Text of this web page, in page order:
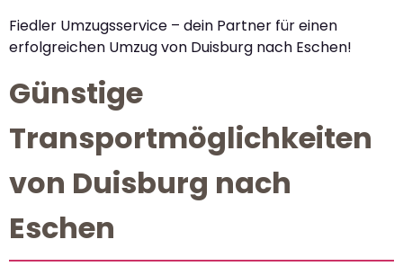
Fiedler Umzugsservice – dein Partner für einen
erfolgreichen Umzug von Duisburg nach Eschen!
Günstige
Transportmöglichkeiten
von Duisburg nach
Eschen